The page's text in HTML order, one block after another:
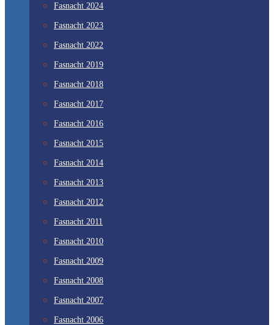
Fasnacht 2024
Fasnacht 2023
Fasnacht 2022
Fasnacht 2019
Fasnacht 2018
Fasnacht 2017
Fasnacht 2016
Fasnacht 2015
Fasnacht 2014
Fasnacht 2013
Fasnacht 2012
Fasnacht 2011
Fasnacht 2010
Fasnacht 2009
Fasnacht 2008
Fasnacht 2007
Fasnacht 2006